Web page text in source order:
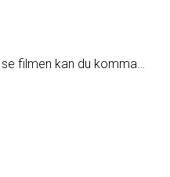
filmen kan du komma…